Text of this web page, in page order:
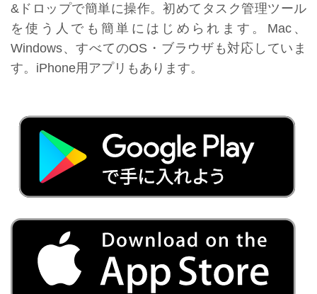
&ドロップで簡単に操作。初めてタスク管理ツール
を使う人でも簡単にはじめられます。Mac、
Windows、すべてのOS・ブラウザも対応していま
す。iPhone用アプリもあります。